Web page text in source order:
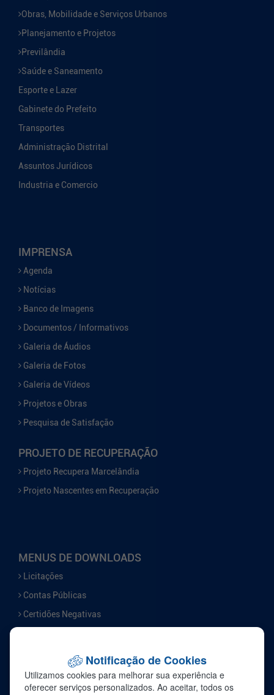
Obras, Mobilidade e Serviços Urbanos
Planejamento e Projetos
Previlândia
Saúde e Saneamento
Esporte e Lazer
Gabinete do Prefeito
Transportes
Administração Distrital
Assuntos Jurídicos
Industria e Comercio
IMPRENSA
Agenda
Notícias
Banco de Imagens
Documentos / Informativos
Galeria de Áudios
Galeria de Fotos
Galeria de Vídeos
Projetos e Obras
Pesquisa de Satisfação
PROJETO DE RECUPERAÇÃO
Projeto Recupera Marcelândia
Projeto Nascentes em Recuperação
MENUS DE DOWNLOADS
Licitações
Contas Públicas
Certidões Negativas
FALE CONOSCO
Ouvidoria
Notificação de Cookies
Utilizamos cookies para melhorar sua experiência e
oferecer serviços personalizados. Ao aceitar, todos os